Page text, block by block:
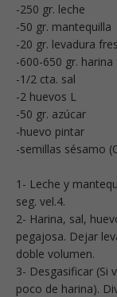
-250 gr. leche
-50 gr. mantequilla
-20 gr. levadura
-600-650 gr. harina
-1/2 cta. sal
-2 huevos L
-50 gr. azúcar
-huevo pintar
-semillas sésamo
1- Leche y
seg. vel.4.
2- Harina, sal,
pegajosa. Dejar
doble volumen.
3- Desgasificar (Si
poco de harina).